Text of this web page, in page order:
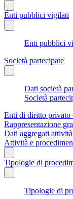
Enti pubblici vigilati
Enti pubblici
Società partecipate
Dati società
Società
Enti di diritto privato
Rappresentazione
Dati aggregati
Attività e
Tipologie di
Tipologie di